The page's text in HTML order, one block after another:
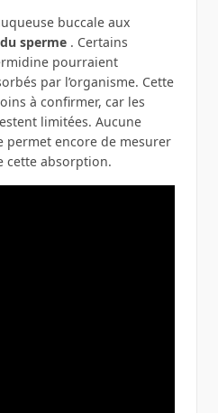
buccale aux
sperme. Certains
pourraient
par l’organisme. Cette
à confirmer, car les
limitées. Aucune
permet encore de mesurer
cette absorption.